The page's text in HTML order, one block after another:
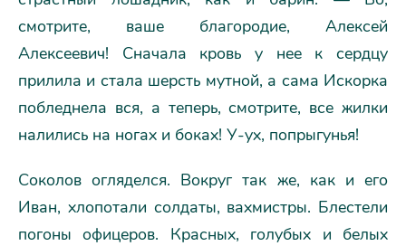
смотрите, ваше благородие, Алексей
Алексеевич! Сначала кровь у нее к сердцу
прилила и стала шерсть мутной, а сама Искорка
побледнела вся, а теперь, смотрите, все жилки
налились на ногах и боках! У-ух, попрыгунья!
Соколов огляделся. Вокруг так же, как и его
Иван, хлопотали солдаты, вахмистры. Блестели
погоны офицеров. Красных, голубых и белых